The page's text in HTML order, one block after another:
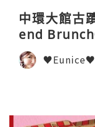
中環大館古
end
♥Eunice♥